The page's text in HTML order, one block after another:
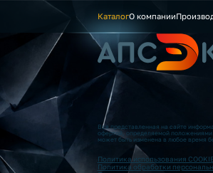
КаталогО компании
Вся представленная на сайте
офертой, определяемой положениями
может быть изменена в любое время
Политика использования
Политика обработки